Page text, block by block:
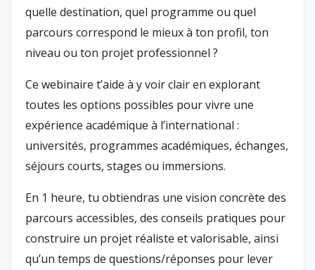
quelle destination, quel programme ou quel
parcours correspond le mieux à ton profil, ton
niveau ou ton projet professionnel ?
Ce webinaire t’aide à y voir clair en explorant
toutes les options possibles pour vivre une
expérience académique à l’international :
universités, programmes académiques, échanges,
séjours courts, stages ou immersions.
En 1 heure, tu obtiendras une vision concrète des
parcours accessibles, des conseils pratiques pour
construire un projet réaliste et valorisable, ainsi
qu’un temps de questions/réponses pour lever